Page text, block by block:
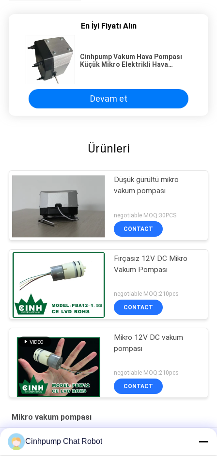
En İyi Fiyatı Alın
Cinhpump Vakum Hava Pompası
Küçük Mikro Elektrikli Hava
Devam et
Ürünleri
Düşük gürültü mikro
vakum pompası
negotiable MOQ:30PCS
CONTACT
Fırçasız 12V DC Mikro
Vakum Pompası
negotiable MOQ:210pcs
CONTACT
Mikro 12V DC vakum
pompası
negotiable MOQ:210pcs
CONTACT
Mikro vakum pompası
12V mikro vakum pompası
Cinhpump Chat Robot